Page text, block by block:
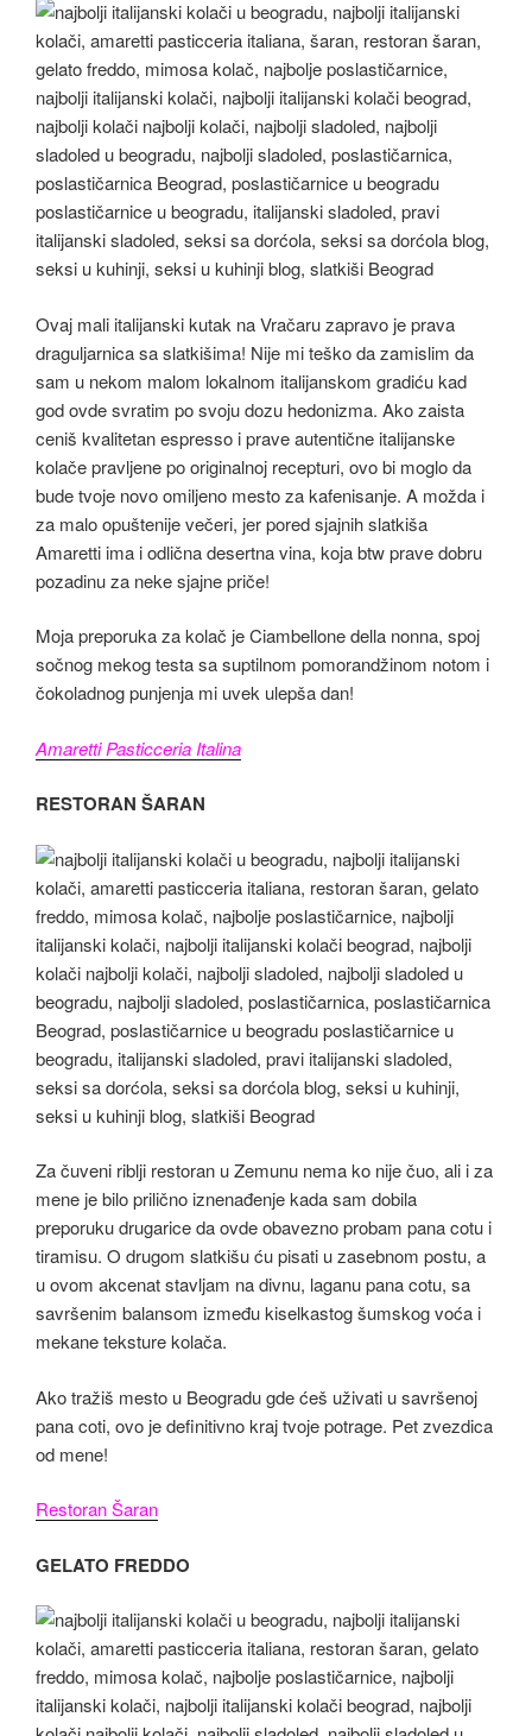
Ovaj mali italijanski kutak na Vračaru zapravo je prava
draguljarnica sa slatkišima! Nije mi teško da zamislim da
sam u nekom malom lokalnom italijanskom gradiću kad
god ovde svratim po svoju dozu hedonizma. Ako zaista
ceniš kvalitetan espresso i prave autentične italijanske
kolače pravljene po originalnoj recepturi, ovo bi moglo da
bude tvoje novo omiljeno mesto za kafenisanje. A možda i
za malo opuštenije večeri, jer pored sjajnih slatkiša
Amaretti ima i odlična desertna vina, koja btw prave dobru
pozadinu za neke sjajne priče!
Moja preporuka za kolač je Ciambellone della nonna, spoj
sočnog mekog testa sa suptilnom pomorandžinom notom i
čokoladnog punjenja mi uvek ulepša dan!
Amaretti Pasticceria Italina
RESTORAN ŠARAN
Za čuveni riblji restoran u Zemunu nema ko nije čuo, ali i za
mene je bilo prilično iznenađenje kada sam dobila
preporuku drugarice da ovde obavezno probam pana cotu i
tiramisu. O drugom slatkišu ću pisati u zasebnom postu, a
u ovom akcenat stavljam na divnu, laganu pana cotu, sa
savršenim balansom između kiselkastog šumskog voća i
mekane teksture kolača.
Ako tražiš mesto u Beogradu gde ćeš uživati u savršenoj
pana coti, ovo je definitivno kraj tvoje potrage. Pet zvezdica
od mene!
Restoran Šaran
GELATO FREDDO